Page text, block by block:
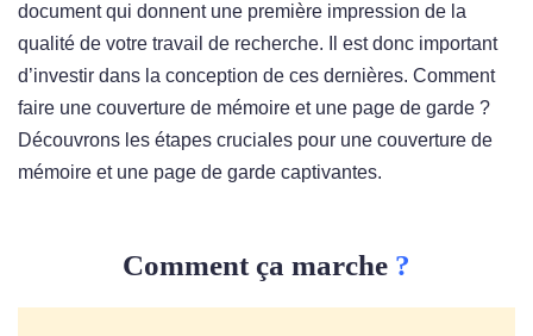
document qui donnent une première impression de la
qualité de votre travail de recherche. Il est donc important
d’investir dans la conception de ces dernières. Comment
faire une couverture de mémoire et une page de garde ?
Découvrons les étapes cruciales pour une couverture de
mémoire et une page de garde captivantes.
Comment ça marche ?